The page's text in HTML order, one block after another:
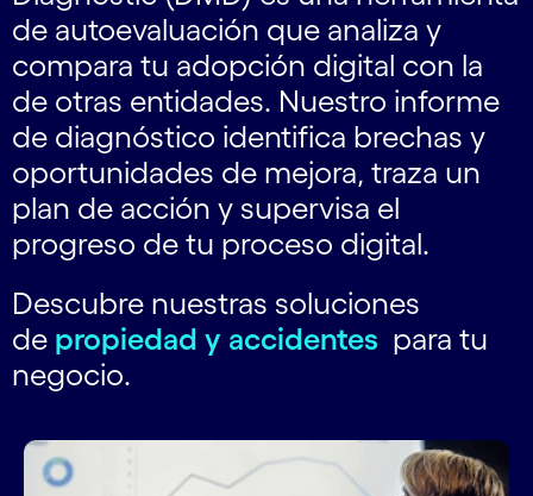
de autoevaluación que analiza y
compara tu adopción digital con la
de otras entidades. Nuestro informe
de diagnóstico identifica brechas y
oportunidades de mejora, traza un
plan de acción y supervisa el
progreso de tu proceso digital.
Descubre nuestras soluciones
de propiedad y accidentes para tu
negocio.